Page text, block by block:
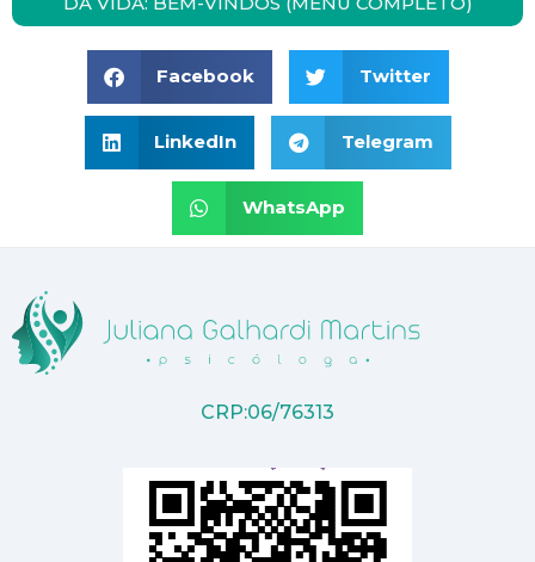
Facebook Twitter
LinkedIn Telegram
WhatsApp
CRP:06/76313